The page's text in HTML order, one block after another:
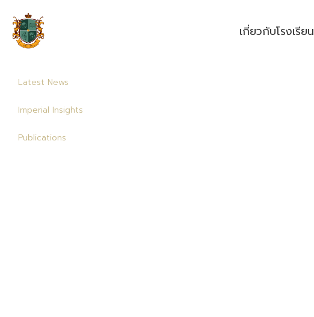
เกี่ยวกับโรงเรียน
Latest News
Imperial Insights
Publications